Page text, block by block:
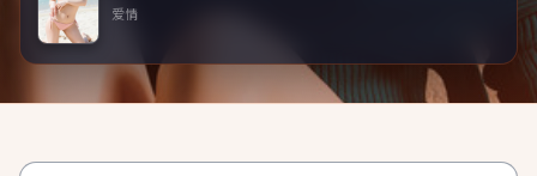
爱情